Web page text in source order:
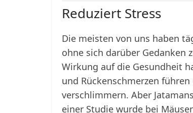
Reduziert Stress
Die meisten von uns haben
ohne sich darüber Gedanken
Wirkung auf die Gesundheit
und Rückenschmerzen
verschlimmern. Aber
einer Studie wurde bei